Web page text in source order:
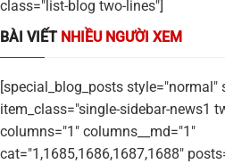
class="list-blog two-lines"]
BÀI VIẾT NHIỀU NGƯỜI XEM
[special_blog_posts style="normal"
item_class="single-sidebar-news1
columns="1" columns__md="1"
cat="1,1685,1686,1687,1688"